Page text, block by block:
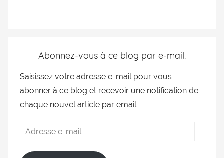
Abonnez-vous à ce blog par e-mail.
Saisissez votre adresse e-mail pour vous
abonner à ce blog et recevoir une notification de
chaque nouvel article par email.